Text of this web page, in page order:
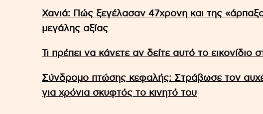
Χανιά: Πώς ξεγέλασαν 47χρονη και της
μεγάλης αξίας
Τι πρέπει να κάνετε αν δείτε αυτό το
Σύνδρομο πτώσης κεφαλής: Στράβωσε τον
για χρόνια σκυφτός το κινητό του